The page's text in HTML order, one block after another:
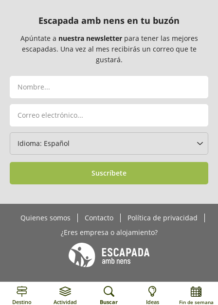
Escapada amb nens en tu buzón
Apúntate a nuestra newsletterpara tener las mejores
escapadas. Una vez al mes recibirás un correo que te
gustará.
Suscríbete
Quienes somos Contacto
Política de privacidad
¿Eres empresa o alojamiento?
Destino Actividad Buscar Ideas Fin de semana